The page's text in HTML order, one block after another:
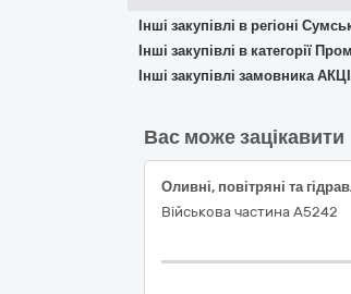
Інші закупівлі в регіоні
Інші закупівлі в категорії
Інші закупівлі
Вас може зацікавити
Оливні, повітряні та
Військова частина А5242